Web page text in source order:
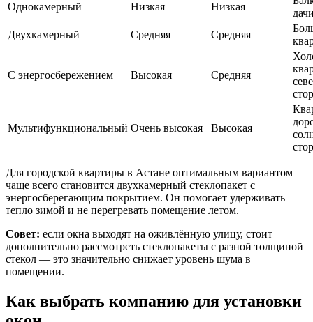
Однокамерный
Низкая Низкая
Двухкамерный
Средняя Средняя
С энергосбережением Высокая Средняя
Мультифункциональный Очень высокая Высокая
Для городской квартиры в Астане оптимальным вариантом
чаще всего становится двухкамерный стеклопакет с
энергосберегающим покрытием. Он помогает удерживать
тепло зимой и не перегревать помещение летом.
Совет: если окна выходят на оживлённую улицу, стоит
дополнительно рассмотреть стеклопакеты с разной толщиной
стекол — это значительно снижает уровень шума в
помещении.
Как выбрать компанию для установки